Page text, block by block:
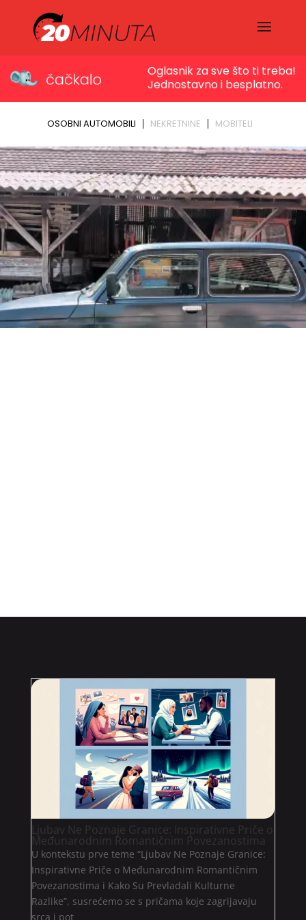
Ljubav Ne Poznaje Granice: Inspirativne Priče o
Međunarodnim Romantičnim Povezanostima
U kontekstu prve teme “Ljubav Ne Poznaje Granice:
Inspirativne Priče o Međunarodnim Romantičnim
Povezanostima i Kako Su Prevladali Kulturne
Razlike”, susrećemo se s pričama koje zagrijavaju
srca i pot